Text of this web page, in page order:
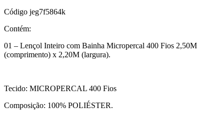
Código jeg7f5864k
Contém:
01 – Lençol Inteiro com Bainha Micropercal 400 Fios 2,50M
(comprimento) x 2,20M (largura).
Tecido: MICROPERCAL 400 Fios
Composição: 100% POLIÉSTER.